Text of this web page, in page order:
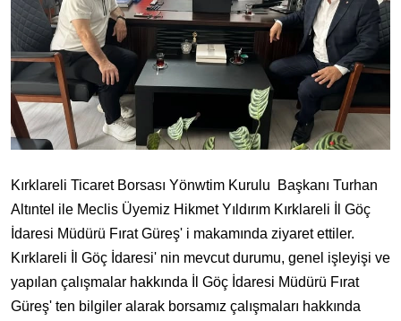
Kırklareli Ticaret Borsası Yönwtim Kurulu Başkanı Turhan
Altıntel ile Meclis Üyemiz Hikmet Yıldırım Kırklareli İl Göç
İdaresi Müdürü Fırat Güreş' i makamında ziyaret ettiler.
Kırklareli İl Göç İdaresi' nin mevcut durumu, genel işleyişi ve
yapılan çalışmalar hakkında İl Göç İdaresi Müdürü Fırat
Güreş' ten bilgiler alarak borsamız çalışmaları hakkında